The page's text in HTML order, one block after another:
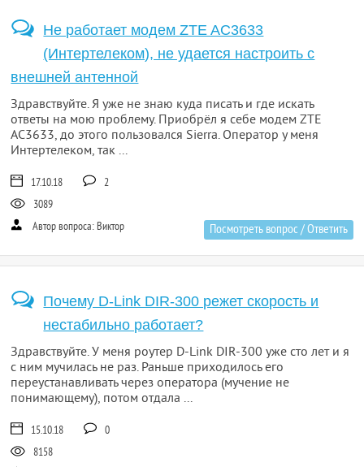
Не работает модем ZTE AC3633
(Интертелеком), не удается настроить с
внешней антенной
Здравствуйте. Я уже не знаю куда писать и где искать
ответы на мою проблему. Приобрёл я себе модем ZTE
AC3633, до этого пользовался Sierra. Оператор у меня
Интертелеком, так ...
17.10.18
2
3089
Автор вопроса: Виктор
Посмотреть вопрос / Ответить
Почему D-Link DIR-300 режет скорость и
нестабильно работает?
Здравствуйте. У меня роутер D-Link DIR-300 уже сто лет и я
с ним мучилась не раз. Раньше приходилось его
переустанавливать через оператора (мучение не
понимающему), потом отдала ...
15.10.18
0
8158